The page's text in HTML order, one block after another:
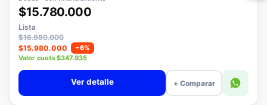
Desde · con financiamiento
$15.780.000
Lista
$16.980.000
$15.980.000
−6%
Valor cuota $347.935
+ Comparar